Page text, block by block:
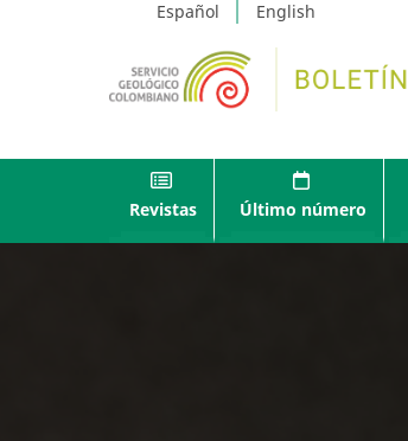
Español English
Revistas Último número